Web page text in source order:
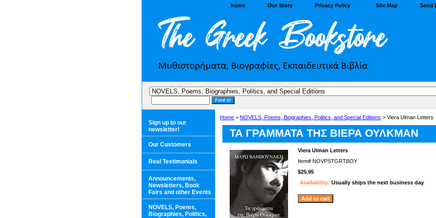
home Our Story Privacy Policy Site Map Send
Home > NOVELS, Poems, Biographies, Politics, and Special Editions > Viera Ulman Letters
ΤΑ ΓΡΑΜΜΑΤΑ ΤΗΣ ΒΙΕΡΑ ΟΥΛΚΜΑΝ
Viera Ulman Letters
Item# NOVPSTGRTBOY
$25.95
Availability: Usually ships the next business day
Sign up to our
newsletter!
Our Customers
Real Testimonials
Announcements,
Newsletters, Book
Fairs and other Events
NOVELS, Poems,
Biographies, Politics,